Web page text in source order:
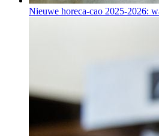
Nieuwe horeca-cao 2025-2026: